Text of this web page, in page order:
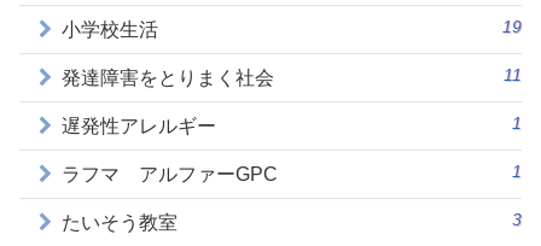
小学校生活 19
発達障害をとりまく社会 11
遅発性アレルギー 1
ラフマ アルファーGPC 1
たいそう教室 3